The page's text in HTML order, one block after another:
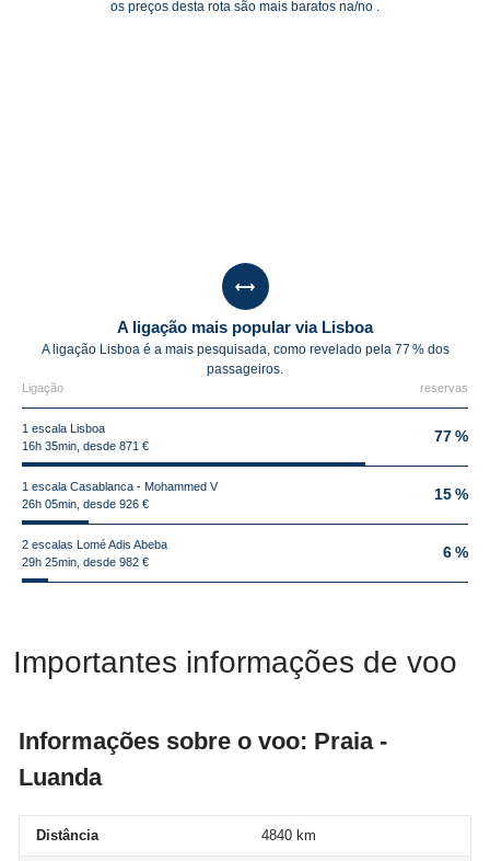
os preços desta rota são mais baratos na/no .
A ligação mais popular via Lisboa
A ligação Lisboa é a mais pesquisada, como revelado pela 77 % dos
passageiros.
Ligação reservas
1 escala Lisboa
16h 35min, desde 871 €
77 %
1 escala Casablanca - Mohammed V
26h 05min, desde 926 €
15 %
2 escalas Lomé Adis Abeba
29h 25min, desde 982 €
6 %
Importantes informações de voo
Informações sobre o voo: Praia -
Luanda
Distância 4840 km